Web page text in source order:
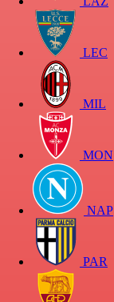
LEC
MIL
MON
NAP
PAR